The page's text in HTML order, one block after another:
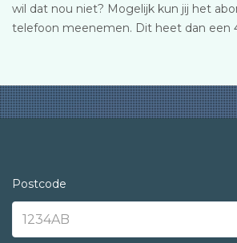
wil dat nou niet? Mogelijk kun jij het
telefoon meenemen. Dit heet dan een
Postcode